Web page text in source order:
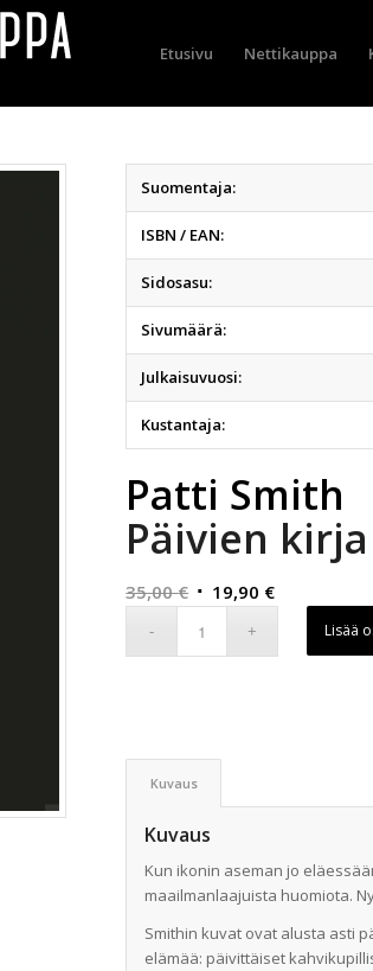
Etusivu Nettikauppa
Suomentaja:
ISBN / EAN:
Sidosasu:
Sivumäärä:
Julkaisuvuosi:
Kustantaja:
Patti Smith
Päivien kirja
35,00€ Alkuperäinen
19,90 €Nykyinen
Lisää
Kuvaus
Kuvaus
Kun ikonin aseman jo
maailmanlaajuista huomiota.
Smithin kuvat ovat alusta asti
elämää: päivittäiset